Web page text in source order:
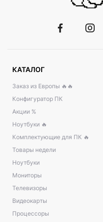
КАТАЛОГ
Заказ из Европы 🔥🔥
Конфигуратор ПК
Акции %
Ноутбуки 🔥
Комплектующие для ПК 🔥
Товары недели
Ноутбуки
Мониторы
Телевизоры
Видеокарты
Процессоры